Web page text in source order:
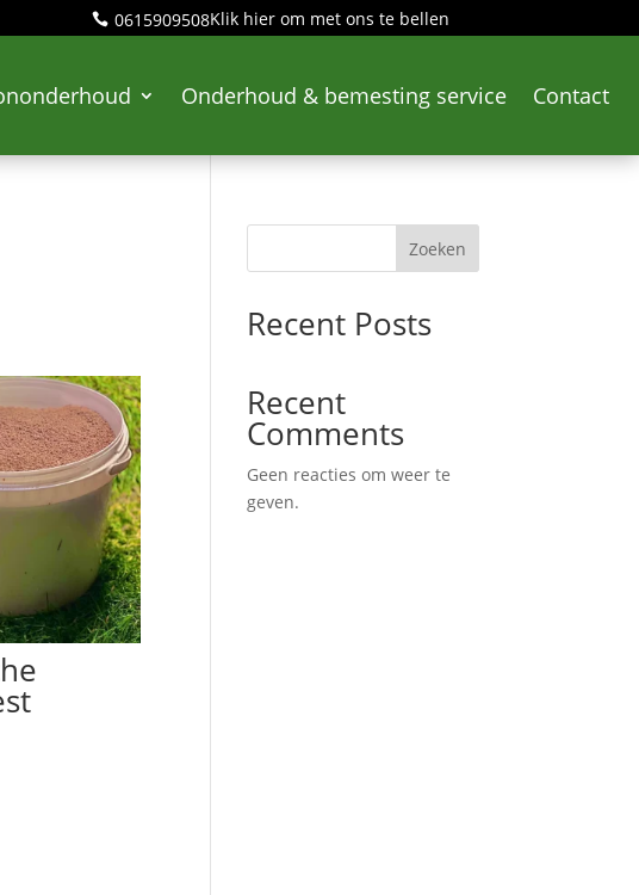
 0615909508Klik hier om met ons te bellen
Onderhoud & bemesting service Contact
Zoeken
Recent Posts
Recent
Comments
Geen reacties om weer te
geven.